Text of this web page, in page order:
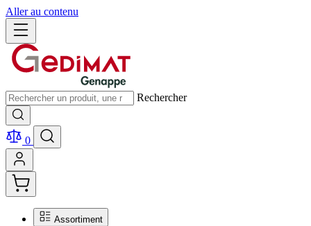
Aller au contenu
Rechercher
0
Assortiment